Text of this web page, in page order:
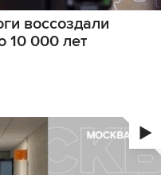
воссоздали
10 000 лет